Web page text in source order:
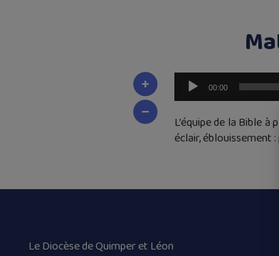
Lecteur
audio
00:00
L’équipe de la Bible
éclair,
Le Diocèse de Quimper et Léon